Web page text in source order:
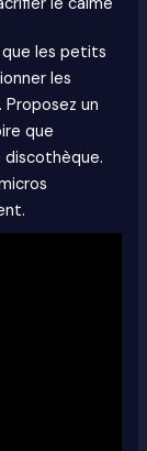
le calme
que les petits
les
un
que
discothèque.